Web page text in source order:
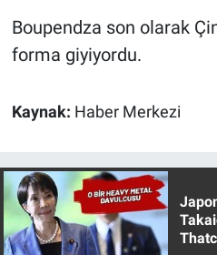
Boupendza son olarak
forma giyiyordu.
Kaynak: Haber Merkezi
Türkiye'nin Geleceği
Yerel Yaşam
Canlı Yayın